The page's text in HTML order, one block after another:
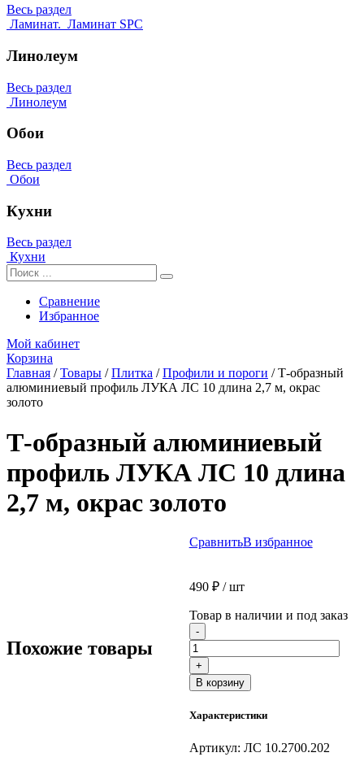
Весь раздел
Ламинат. Ламинат SPC
Линолеум
Весь раздел
Линолеум
Обои
Весь раздел
Обои
Кухни
Весь раздел
Кухни
Сравнение
Избранное
Мой кабинет
Корзина
Главная /Товары /Плитка /Профили и пороги /Т-образный
алюминиевый профиль ЛУКА ЛС 10 длина 2,7 м, окрас
золото
Т-образный алюминиевый
профиль ЛУКА ЛС 10 длина
2,7 м, окрас золото
СравнитьВ избранное
490 ₽/ шт
Товар в наличии и под заказ
- Количество
товара
Т-
образный
алюминиевый
ЛУКА
10
+
В корзину
Характеристики
Артикул: ЛС 10.2700.202
Похожие товары